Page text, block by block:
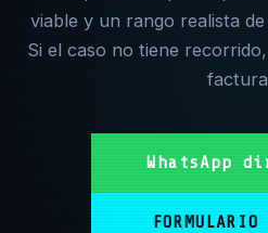
viable y un rango realista
Si el caso no tiene
WhatsApp
FORMULARIO